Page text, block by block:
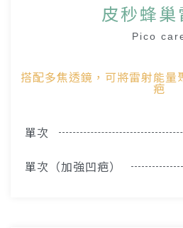
皮秒蜂巢
Pico
搭配多焦透鏡，可將雷射能量
疤
單次
單次（加強凹疤）